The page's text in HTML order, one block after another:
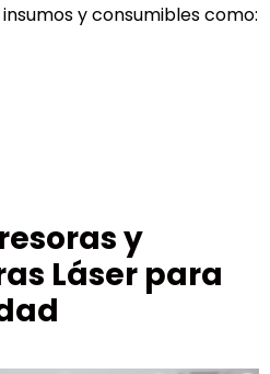
y consumibles como:
y
Láser para